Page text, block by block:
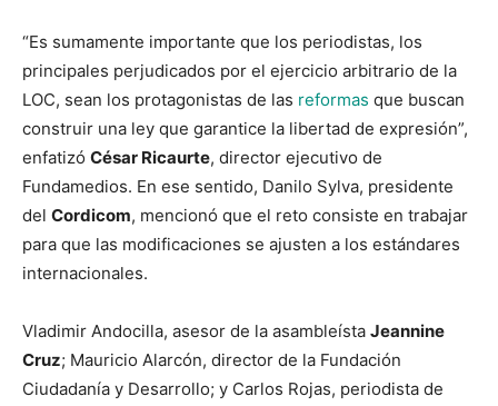
“Es sumamente importante que los periodistas, los
principales perjudicados por el ejercicio arbitrario de la
LOC, sean los protagonistas de las reformas que buscan
construir una ley que garantice la libertad de expresión”,
enfatizó César Ricaurte, director ejecutivo de
Fundamedios. En ese sentido, Danilo Sylva, presidente
del Cordicom, mencionó que el reto consiste en trabajar
para que las modificaciones se ajusten a los estándares
internacionales.
Vladimir Andocilla, asesor de la asambleísta Jeannine
Cruz; Mauricio Alarcón, director de la Fundación
Ciudadanía y Desarrollo; y Carlos Rojas, periodista de